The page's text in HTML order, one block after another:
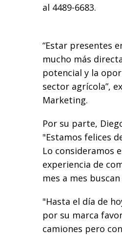
al 4489-6683.
“Estar presentes
mucho más
potencial y la
sector agrícola”,
Marketing.
Por su parte,
"Estamos felices
Lo consideramos
experiencia de
mes a mes
"Hasta el día de
por su marca
camiones pero